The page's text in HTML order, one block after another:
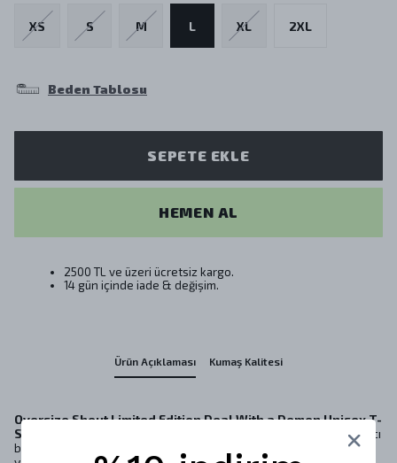
XS S M L XL 2XL
Beden Tablosu
SEPETE EKLE
HEMEN AL
2500 TL ve üzeri ücretsiz kargo.
14 gün içinde iade & değişim.
Ürün Açıklaması Kumaş Kalitesi
Oversize Shout Limited Edition Deal With a Demon Unisex T-
Shirt
, karanlık ve gizemli bir havayı yansıtıyor. Şeytan figürü, yırtıcı
bakışları ve alevli gözleri ile gömleğin ortasında büyük bir etki